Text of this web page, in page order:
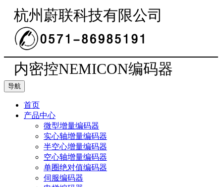
杭州蔚联科技有限公司
内密控NEMICON编码器
导航
首页
产品中心
微型增量编码器
实心轴增量编码器
半空心增量编码器
空心轴增量编码器
单圈绝对值编码器
伺服编码器